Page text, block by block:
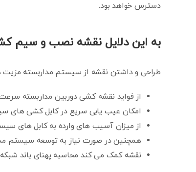
دسترس خواهد بود.
به این دلایل نقشه نصب و سیم
طراحی و داشتن نقشه از سیستم مداربسته مزیت
از فواید نقشه کشی دوربین مداربسته
امکان عیب یابی سریع در کابل کشی های
از میزان آسیب های وارده به کابل های
همچنین در صورت نیاز به توسعه سیستم
نقشه کمک می کند محاسبه پهنای باند